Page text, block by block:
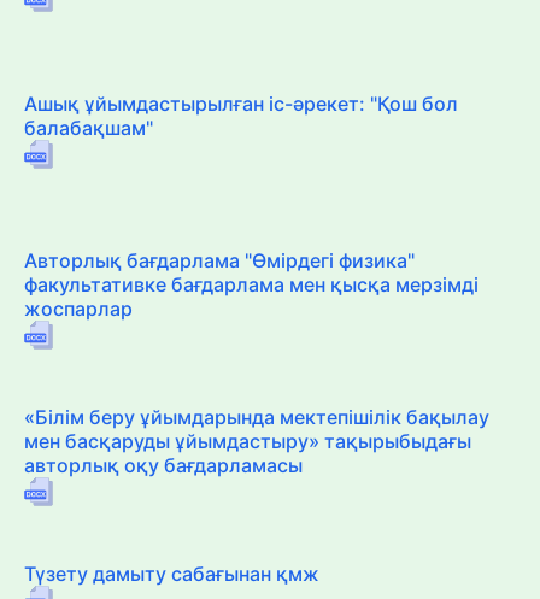
Ашық ұйымдастырылған іс-әрекет: "Қош бол
балабақшам"
Авторлық бағдарлама "Өмірдегі физика"
факультативке бағдарлама мен қысқа мерзімді
жоспарлар
«Білім беру ұйымдарында мектепішілік бақылау
мен басқаруды ұйымдастыру» тақырыбыдағы
авторлық оқу бағдарламасы
Түзету дамыту сабағынан қмж